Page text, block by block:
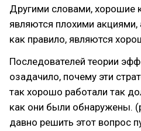
Другими словами, хорошие
являются плохими акциями,
как правило, являются
Последователей теории
озадачило, почему эти
так хорошо работали так
как они были обнаружены.
давно решить этот вопрос